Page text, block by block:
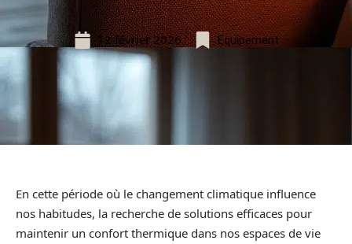
12 février 2026 Equipement
En cette période où le changement climatique influence
nos habitudes, la recherche de solutions efficaces pour
maintenir un confort thermique dans nos espaces de vie